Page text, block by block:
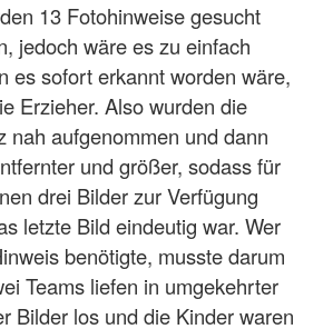
13 Fotohinweise gesucht
jedoch wäre es zu einfach
es sofort erkannt worden wäre,
Erzieher. Also wurden die
nah aufgenommen und dann
und größer, sodass für
drei Bilder zur Verfügung
letzte Bild eindeutig war. Wer
benötigte, musste darum
Teams liefen in umgekehrter
Bilder los und die Kinder waren